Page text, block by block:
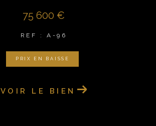
75 600 €
REF : A-96
PRIX EN BAISSE
VOIR LE BIEN